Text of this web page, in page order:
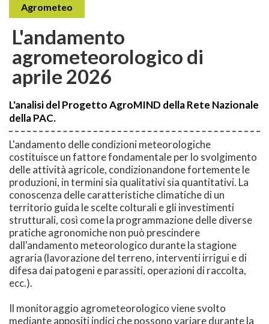
Agrometeo
L'andamento
agrometeorologico di
aprile 2026
L'analisi del Progetto AgroMIND della Rete Nazionale
della PAC.
L'andamento delle condizioni meteorologiche
costituisce un fattore fondamentale per lo svolgimento
delle attività agricole, condizionandone fortemente le
produzioni, in termini sia qualitativi sia quantitativi. La
conoscenza delle caratteristiche climatiche di un
territorio guida le scelte colturali e gli investimenti
strutturali, così come la programmazione delle diverse
pratiche agronomiche non può prescindere
dall'andamento meteorologico durante la stagione
agraria (lavorazione del terreno, interventi irrigui e di
difesa dai patogeni e parassiti, operazioni di raccolta,
ecc.).
Il monitoraggio agrometeorologico viene svolto
mediante appositi indici che possono variare durante la